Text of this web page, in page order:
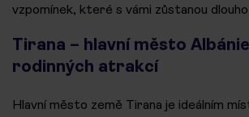
vzpomínek, které s vámi zůstanou
Tirana – hlavní město
rodinných atrakcí
Hlavní město země Tirana je ideálním